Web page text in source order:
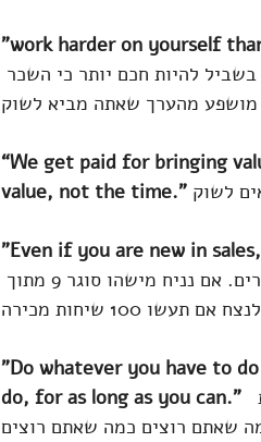
"work harder on yourself
להיות חכם יותר כי השכר
“We get paid for bringing
value, not the time.” לשוק
"Even if you are new in
אתם חדשים במכירות אתם יכולים לפצות על החסרונות שלכם עם מספרים. אם נניח מישהו סוגר 9 מתוך
"Do whatever you have to
do, for as long as you can."